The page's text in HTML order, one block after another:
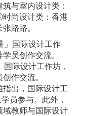
与室内设计类：
尚设计类：香港
路路。
际设计工作坊，
作交流。
出，国际设计工
员参与。此外，
域教师与国际设计